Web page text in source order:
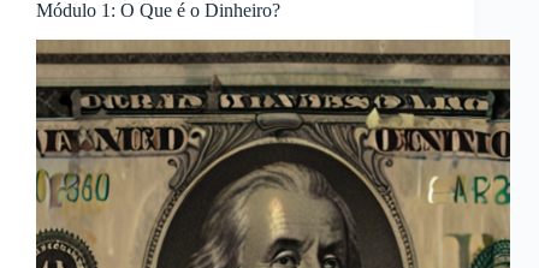
Módulo 1: O Que é o Dinheiro?